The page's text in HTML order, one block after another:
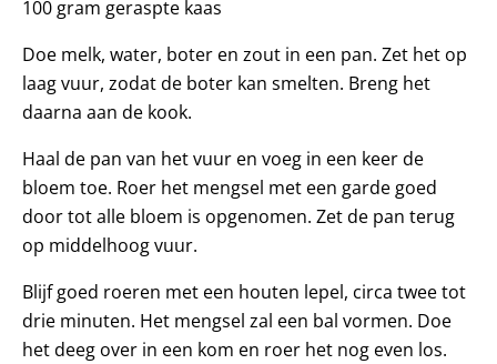
100 gram geraspte kaas
Doe melk, water, boter en zout in een pan. Zet het op
laag vuur, zodat de boter kan smelten. Breng het
daarna aan de kook.
Haal de pan van het vuur en voeg in een keer de
bloem toe. Roer het mengsel met een garde goed
door tot alle bloem is opgenomen. Zet de pan terug
op middelhoog vuur.
Blijf goed roeren met een houten lepel, circa twee tot
drie minuten. Het mengsel zal een bal vormen. Doe
het deeg over in een kom en roer het nog even los.